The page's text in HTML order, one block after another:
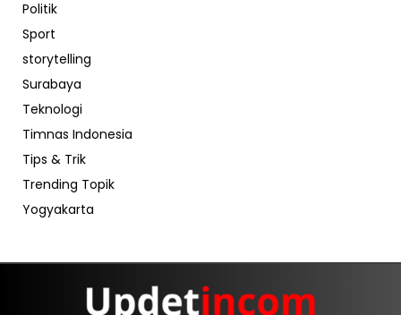
Politik
Sport
storytelling
Surabaya
Teknologi
Timnas Indonesia
Tips & Trik
Trending Topik
Yogyakarta